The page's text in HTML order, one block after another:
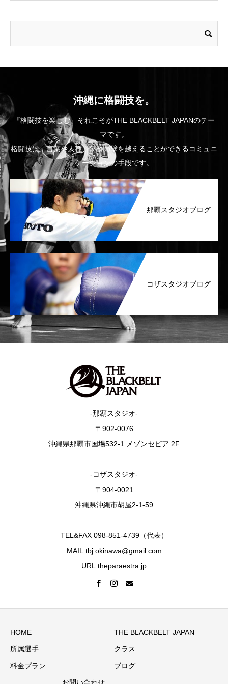
沖縄に格闘技を。
『格闘技を楽しむ』それこそがTHE BLACKBELT JAPANのテー
マです。
格闘技は、言葉や人種、年齢の壁を越えることができるコミュニ
ケーションの手段です。
那覇スタジオブログ
コザスタジオブログ
-那覇スタジオ-
〒902-0076
沖縄県那覇市国場532-1 メゾンセピア 2F
-コザスタジオ-
〒904-0021
沖縄県沖縄市胡屋2-1-59
TEL&FAX 098-851-4739（代表）
MAIL:tbj.okinawa@gmail.com
URL:theparaestra.jp
HOME THE BLACKBELT JAPAN
所属選手 クラス
料金プラン ブログ
お問い合わせ